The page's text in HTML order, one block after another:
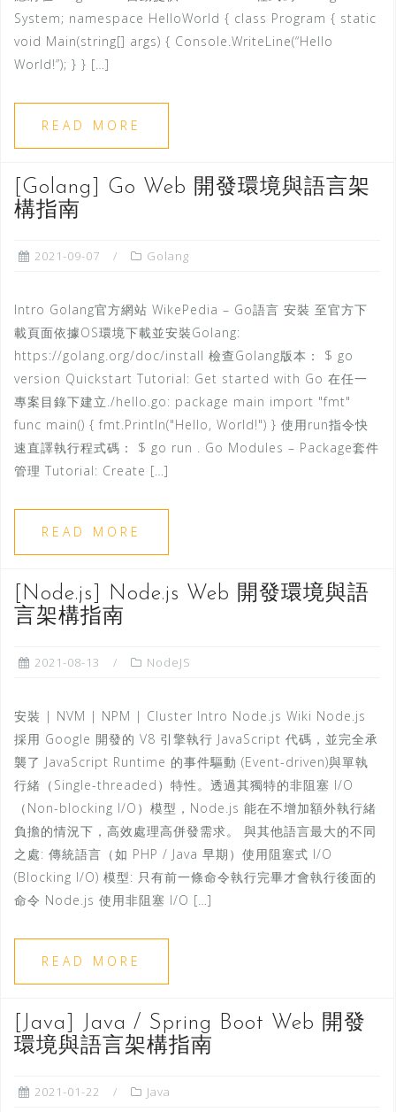
System; namespace HelloWorld { class Program { static
void Main(string[] args) { Console.WriteLine(“Hello
World!”); } } […]
READ MORE
[Golang] Go Web 開發環境與語言架
構指南
2021-09-07 Golang
Intro Golang官方網站 WikePedia – Go語言 安裝 至官方下
載頁面依據OS環境下載並安裝Golang:
https://golang.org/doc/install 檢查Golang版本： $ go
version Quickstart Tutorial: Get started with Go 在任一
專案目錄下建立./hello.go: package main import "fmt"
func main() { fmt.Println("Hello, World!") } 使用run指令快
速直譯執行程式碼： $ go run . Go Modules – Package套件
管理 Tutorial: Create […]
READ MORE
[Node.js] Node.js Web 開發環境與語
言架構指南
2021-08-13 NodeJS
安裝 | NVM | NPM | Cluster Intro Node.js Wiki Node.js
採用 Google 開發的 V8 引擎執行 JavaScript 代碼，並完全承
襲了 JavaScript Runtime 的事件驅動 (Event-driven)與單執
行緒（Single-threaded）特性。透過其獨特的非阻塞 I/O
（Non-blocking I/O）模型，Node.js 能在不增加額外執行緒
負擔的情況下，高效處理高併發需求。 與其他語言最大的不同
之處: 傳統語言（如 PHP / Java 早期）使用阻塞式 I/O
(Blocking I/O) 模型: 只有前一條命令執行完畢才會執行後面的
命令 Node.js 使用非阻塞 I/O […]
READ MORE
[Java] Java / Spring Boot Web 開發
環境與語言架構指南
2021-01-22 Java